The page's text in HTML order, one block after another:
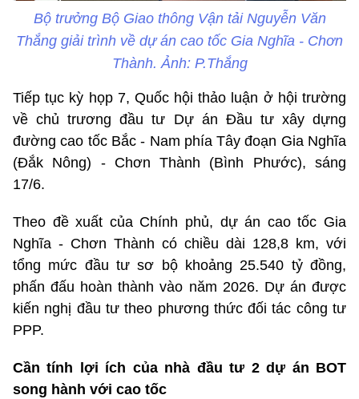
Bộ trưởng Bộ Giao thông Vận tải Nguyễn Văn
Thắng giải trình về dự án cao tốc Gia Nghĩa - Chơn
Thành. Ảnh: P.Thắng
Tiếp tục kỳ họp 7, Quốc hội thảo luận ở hội trường
về chủ trương đầu tư Dự án Đầu tư xây dựng
đường cao tốc Bắc - Nam phía Tây đoạn Gia Nghĩa
(Đắk Nông) - Chơn Thành (Bình Phước), sáng
17/6.
Theo đề xuất của Chính phủ, dự án cao tốc Gia
Nghĩa - Chơn Thành có chiều dài 128,8 km, với
tổng mức đầu tư sơ bộ khoảng 25.540 tỷ đồng,
phấn đấu hoàn thành vào năm 2026. Dự án được
kiến nghị đầu tư theo phương thức đối tác công tư
PPP.
Cần tính lợi ích của nhà đầu tư 2 dự án BOT
song hành với cao tốc